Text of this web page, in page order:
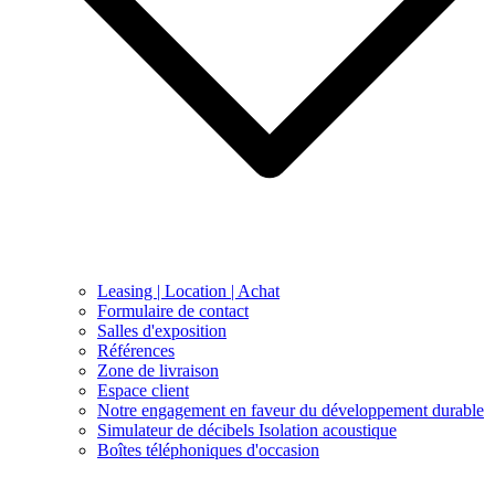
Leasing | Location | Achat
Formulaire de contact
Salles d'exposition
Références
Zone de livraison
Espace client
Notre engagement en faveur du développement durable
Simulateur de décibels Isolation acoustique
Boîtes téléphoniques d'occasion